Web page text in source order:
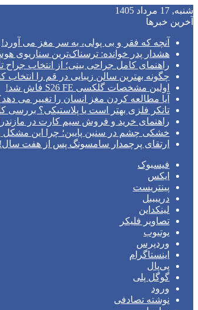
شنبه, 17 مرداد 1405
آخرین خبرها
آنچه که فقر و بی‌ پولی، به سر مغز می‌ آورد!
هشدار پدر خوانده: ترسناک‌ترین سناریوی
راهنمای کامل جراحی بینی؛ از انتخاب جراح
چگونه بهترین سالن زیبایی در قم را انتخاب کنیم؟ 7 نکته طلایی قبل از
اولین مشخصات گلکسی S26 FE فاش شد!
آیا مطالعه کردن مغز انسان را تغییر می‌
تانکر فلزی بهتر است یا پلاستیکی؟ بررسی
راهنمای خرید و فروش سیم کارت در
خشکی چشم در سنین پایین؛ چرا این مشکل
ارتقای پرچمدار سامسونگ پس از هفت سال!
فیسبوک
ایکس
پینتریست
دریبببل
لینکداین
تصاویر فلیکر
یوتیوب
وردپرس
اینستاگرام
پی‌پال
گوگل پلی
ورود
نوشته تصادفی